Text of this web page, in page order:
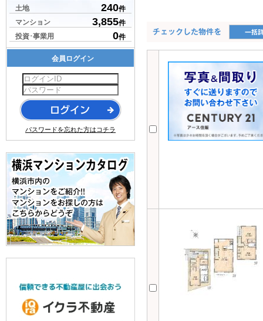
土地
240件
マンション
3,855件
投資･事業用
0件
会員ログイン
パスワードを忘れた方はコチラ